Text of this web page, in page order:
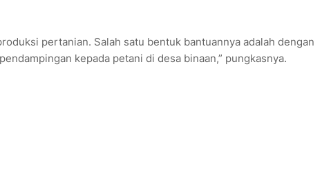
pertanian. Salah satu bentuk bantuannya adalah dengan
kepada petani di desa binaan,” pungkasnya.